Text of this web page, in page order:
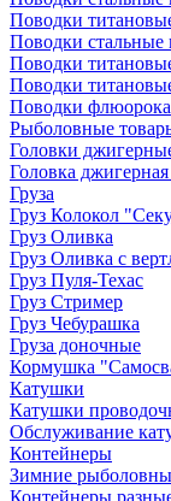
Поводки
Поводки стальные
Поводки
Поводки
Поводки
Рыболовные
Головки
Головка
Груза
Груз Колокол
Груз Оливка
Груз Оливка с
Груз Пуля-Техас
Груз Стример
Груз Чебурашка
Груза доночные
Кормушка
Катушки
Катушки
Обслуживание
Контейнеры
Зимние
Контейнеры